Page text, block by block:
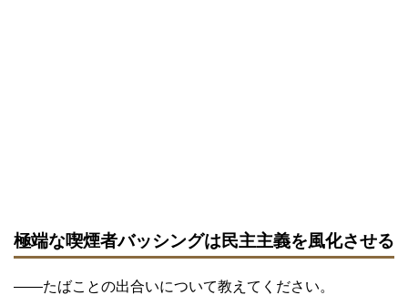
極端な喫煙者バッシングは民主主義を風化させる
――たばことの出合いについて教えてください。